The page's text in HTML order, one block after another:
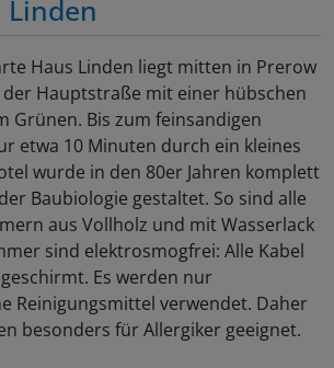
Linden
Haus Linden liegt mitten in Prerow
Hauptstraße mit einer hübschen
Grünen. Bis zum feinsandigen
etwa 10 Minuten durch ein kleines
wurde in den 80er Jahren komplett
Baubiologie gestaltet. So sind alle
aus Vollholz und mit Wasserlack
sind elektrosmogfrei: Alle Kabel
Es werden nur
Reinigungsmittel verwendet. Daher
besonders für Allergiker geeignet.